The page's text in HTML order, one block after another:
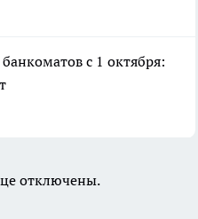
с 1 октября:
отключены.